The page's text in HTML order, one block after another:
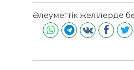
Әлеуметтік желілерде